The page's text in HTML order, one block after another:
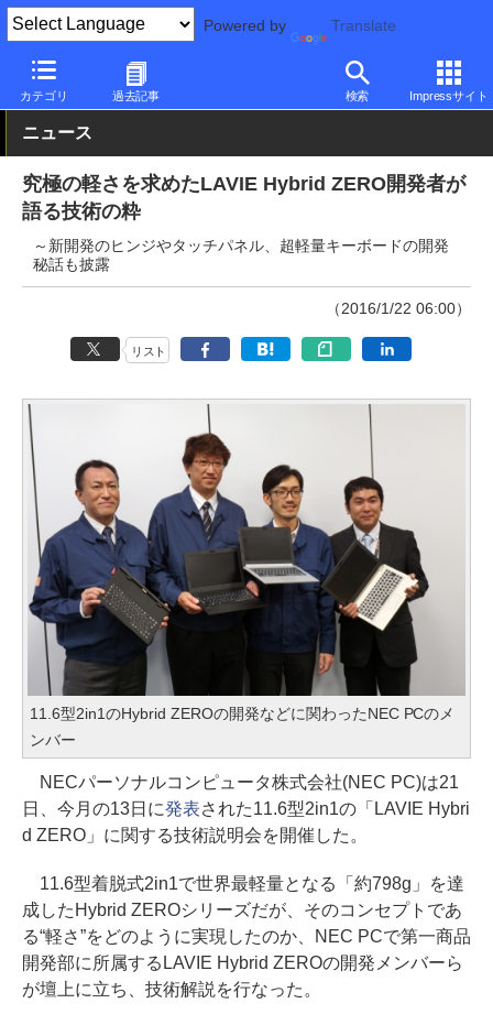
Powered by Translate
カテゴリ 過去記事 検索 Impressサイト
PC Watch パソコン/タブレット/スマートフォン LAVIE
ニュース
究極の軽さを求めたLAVIE Hybrid ZERO開発者が
語る技術の粋
～新開発のヒンジやタッチパネル、超軽量キーボードの開発
秘話も披露
（2016/1/22 06:00）
リスト
11.6型2in1のHybrid ZEROの開発などに関わったNEC PCのメ
ンバー
NECパーソナルコンピュータ株式会社(NEC PC)は21
日、今月の13日に発表された11.6型2in1の「LAVIE Hybri
d ZERO」に関する技術説明会を開催した。
11.6型着脱式2in1で世界最軽量となる「約798g」を達
成したHybrid ZEROシリーズだが、そのコンセプトであ
る“軽さ”をどのように実現したのか、NEC PCで第一商品
開発部に所属するLAVIE Hybrid ZEROの開発メンバーら
が壇上に立ち、技術解説を行なった。